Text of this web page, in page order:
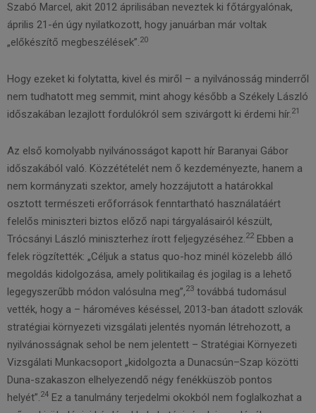
Szabó Marcel, akit 2012 áprilisában neveztek ki főtárgyalónak,
április 21-én úgy nyilatkozott, hogy januárban már voltak
„előkészítő megbeszélések”.20
Hogy ezeket ki folytatta, kivel és miről – a nyilvánosság minderről
nem tudhatott meg semmit, mint ahogy később a Székely László
időszakában lezajlott fordulókról sem szivárgott ki érdemi hír.21
Az első komolyabb nyilvánosságot kapott hír Baranyai Gábor
időszakából való. Közzétételét nem ő kezdeményezte, hanem a
nem kormányzati szektor, amely hozzájutott a határokkal
osztott természeti erőforrások fenntartható használatáért
felelős miniszteri biztos előző napi tárgyalásairól készült,
Trócsányi László miniszterhez írott feljegyzéséhez.22 Ebben a
felek rögzítették: „Céljuk a status quo-hoz minél közelebb álló
megoldás kidolgozása, amely politikailag és jogilag is a lehető
legegyszerűbb módon valósulna meg”,23 továbbá tudomásul
vették, hogy a – hároméves késéssel, 2013-ban átadott szlovák
stratégiai környezeti vizsgálati jelentés nyomán létrehozott, a
nyilvánosságnak sehol be nem jelentett – Stratégiai Környezeti
Vizsgálati Munkacsoport „kidolgozta a Dunacsún–Szap közötti
Duna-szakaszon elhelyezendő négy fenékküszöb pontos
helyét”.24 Ez a tanulmány terjedelmi okokból nem foglalkozhat a